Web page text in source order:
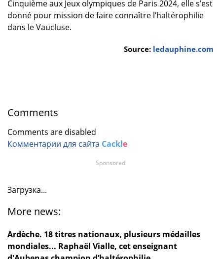
Cinquième aux Jeux olympiques de Paris 2024, elle s’est
donné pour mission de faire connaître l’haltérophilie
dans le Vaucluse.
Source: ledauphine.com
Comments
Comments are disabled
Комментарии для сайта Cackle
Загрузка...
More news:
Ardèche. 18 titres nationaux, plusieurs médailles
mondiales... Raphaël Vialle, cet enseignant
Sponsored